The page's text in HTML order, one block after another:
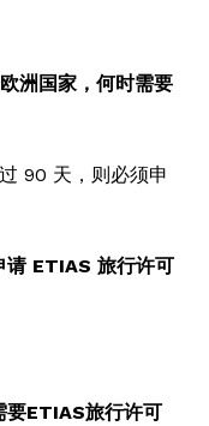
洲国家，何时需要
90 天，则必须申
请 ETIAS 旅行许可
要ETIAS旅行许可